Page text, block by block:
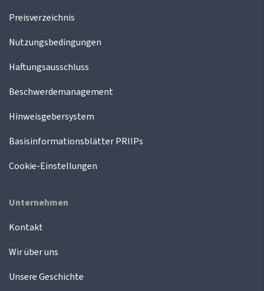
Preisverzeichnis
Nutzungsbedingungen
Haftungsausschluss
Beschwerdemanagement
Hinweisgebersystem
Basisinformationsblätter PRIIPs
Cookie-Einstellungen
Unternehmen
Kontakt
Wir über uns
Unsere Geschichte